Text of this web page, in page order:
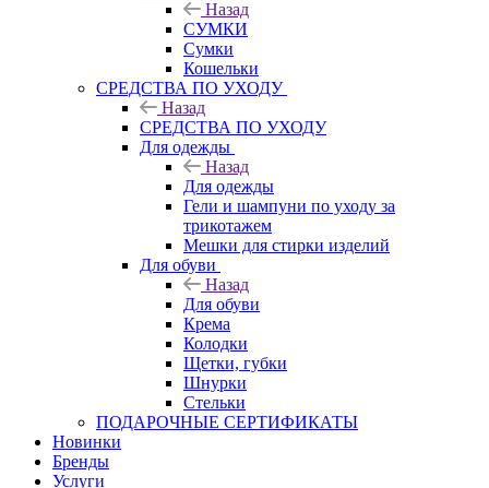
Назад
СУМКИ
Сумки
Кошельки
CРЕДСТВА ПО УХОДУ
Назад
CРЕДСТВА ПО УХОДУ
Для одежды
Назад
Для одежды
Гели и шампуни по уходу за
трикотажем
Мешки для стирки изделий
Для обуви
Назад
Для обуви
Крема
Колодки
Щетки, губки
Шнурки
Стельки
ПОДАРОЧНЫЕ СЕРТИФИКАТЫ
Новинки
Бренды
Услуги